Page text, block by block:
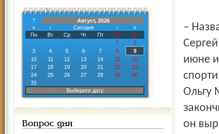
?
Август, 2026
«
‹ Сегодня ›
»
Пн
Вт Ср Чт Пт Сб
Вс
1
2
3
4 5 6 7 8
9
10
11 12 13 14 15
16
17
18 19 20 21 22
23
24
25 26 27 28 29
30
31
Выберите дату
Вопрос дня
–
июне
Ольгу
он